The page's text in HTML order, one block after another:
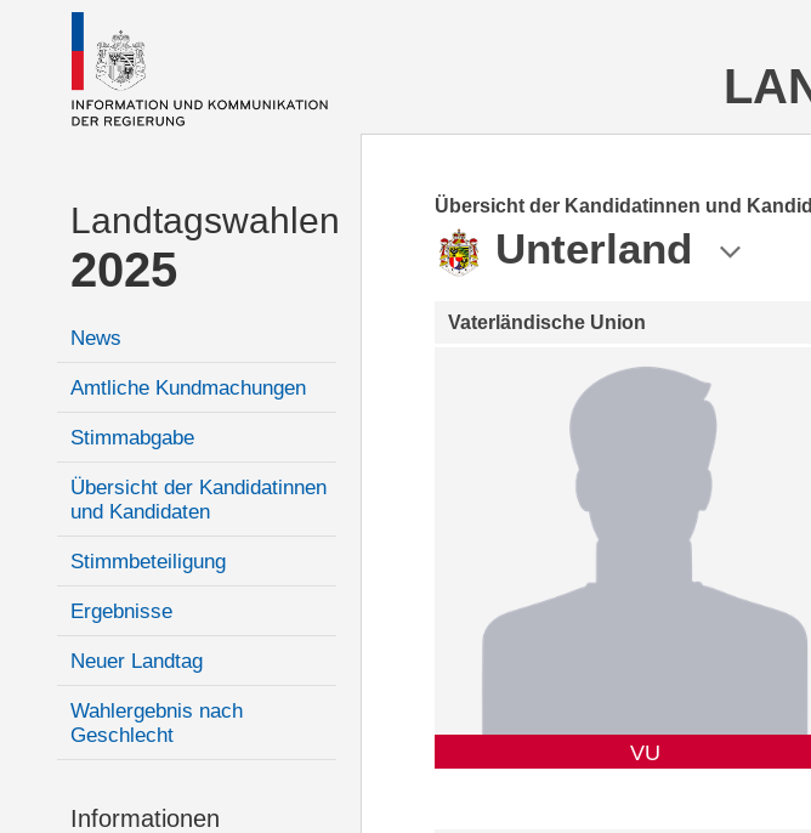
Landtagswahlen
2025
News
Amtliche Kundmachungen
Stimmabgabe
Übersicht der Kandidatinnen
und Kandidaten
Stimmbeteiligung
Ergebnisse
Neuer Landtag
Wahlergebnis nach
Geschlecht
Informationen
Übersicht der Kandidatinnen und
Unterland
Vaterländische Union
VU